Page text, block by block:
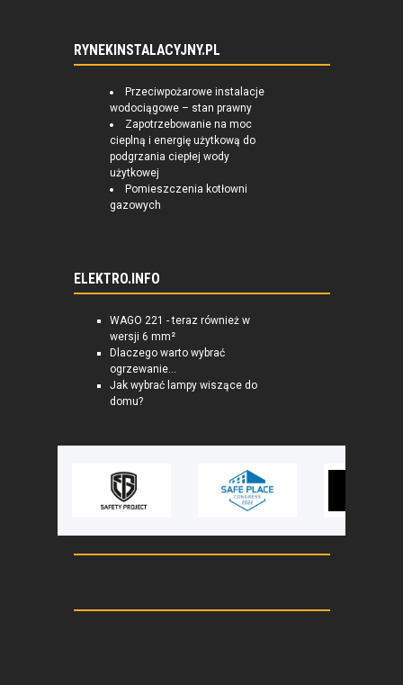
RYNEKINSTALACYJNY.PL
Przeciwpożarowe instalacje
wodociągowe – stan prawny
Zapotrzebowanie na moc
cieplną i energię użytkową do
podgrzania ciepłej wody
użytkowej
Pomieszczenia kotłowni
gazowych
ELEKTRO.INFO
WAGO 221 - teraz również w
wersji 6 mm²
Dlaczego warto wybrać
ogrzewanie...
Jak wybrać lampy wiszące do
domu?